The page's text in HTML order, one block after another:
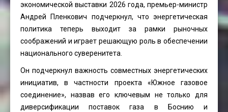
экономической выставки 2026 года, премьер-министр
Андрей Пленкович подчеркнул, что энергетическая
политика теперь выходит за рамки рыночных
соображений и играет решающую роль в обеспечении
национального суверенитета.
Он подчеркнул важность совместных энергетических
инициатив, в частности проекта «Южное газовое
соединение», назвав его ключевым не только для
диверсификации поставок газа в Боснию и